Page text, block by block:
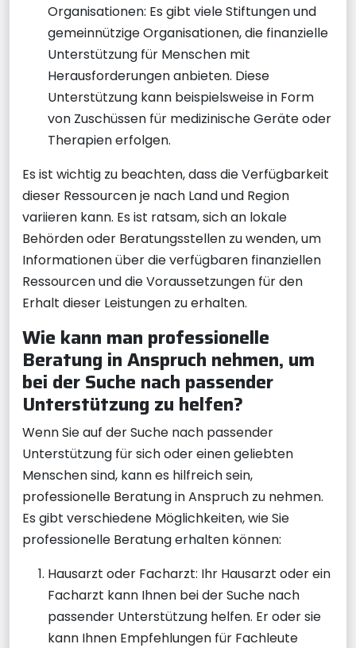
Organisationen: Es gibt viele Stiftungen und
gemeinnützige Organisationen, die finanzielle
Unterstützung für Menschen mit
Herausforderungen anbieten. Diese
Unterstützung kann beispielsweise in Form
von Zuschüssen für medizinische Geräte oder
Therapien erfolgen.
Es ist wichtig zu beachten, dass die Verfügbarkeit
dieser Ressourcen je nach Land und Region
variieren kann. Es ist ratsam, sich an lokale
Behörden oder Beratungsstellen zu wenden, um
Informationen über die verfügbaren finanziellen
Ressourcen und die Voraussetzungen für den
Erhalt dieser Leistungen zu erhalten.
Wie kann man professionelle
Beratung in Anspruch nehmen, um
bei der Suche nach passender
Unterstützung zu helfen?
Wenn Sie auf der Suche nach passender
Unterstützung für sich oder einen geliebten
Menschen sind, kann es hilfreich sein,
professionelle Beratung in Anspruch zu nehmen.
Es gibt verschiedene Möglichkeiten, wie Sie
professionelle Beratung erhalten können:
Hausarzt oder Facharzt: Ihr Hausarzt oder ein
Facharzt kann Ihnen bei der Suche nach
passender Unterstützung helfen. Er oder sie
kann Ihnen Empfehlungen für Fachleute